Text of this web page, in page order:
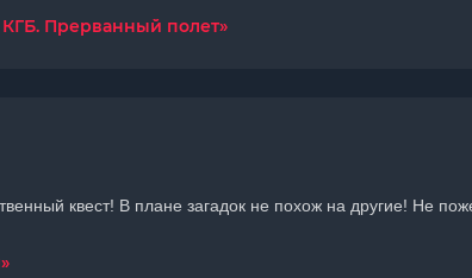
КГБ. Прерванный полет»
квест! В плане загадок не похож на другие! Не